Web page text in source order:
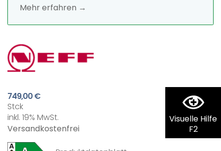
Visuelle Hilfe
F2
Mehr erfahren →
749,00 €
Stck
inkl. 19% MwSt.
Versandkostenfrei